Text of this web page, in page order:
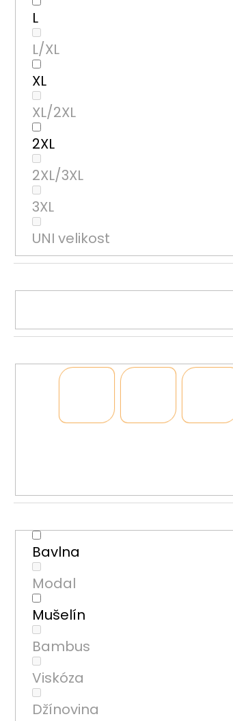
L
L/XL
XL
XL/2XL
2XL
2XL/3XL
3XL
UNI velikost
Bavlna
Modal
Mušelín
Bambus
Viskóza
Džínovina